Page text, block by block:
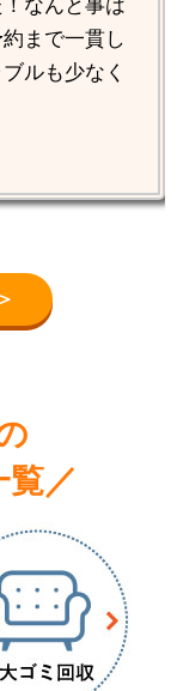
なんと事は
まで一貫し
ルも少なく
覧／